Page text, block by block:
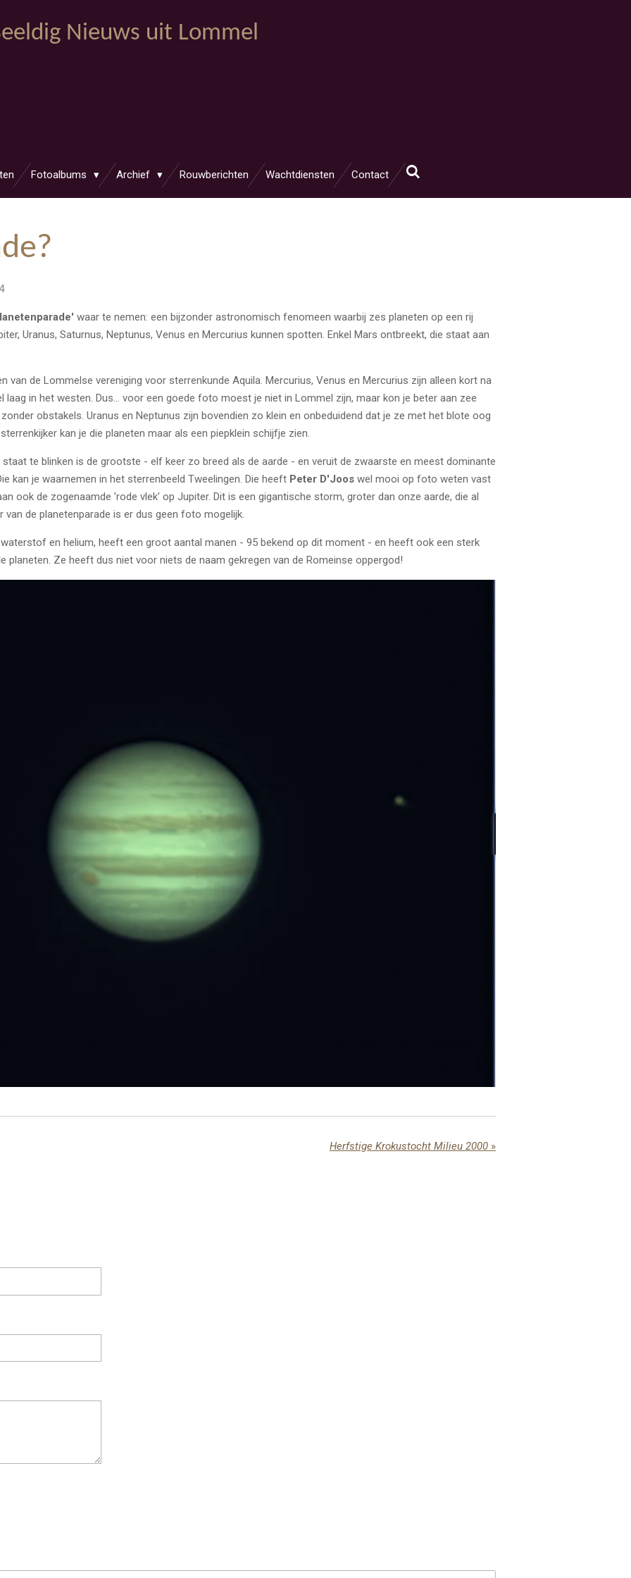
Nieuws uit Lommel
Fotoalbums Archief Rouwberichten Wachtdiensten Contact
waar te nemen: een bijzonder astronomisch fenomeen waarbij zes planeten op een rij
Uranus, Saturnus, Neptunus, Venus en Mercurius kunnen spotten. Enkel Mars ontbreekt, die staat aan
van de Lommelse vereniging voor sterrenkunde Aquila. Mercurius, Venus en Mercurius zijn alleen kort na
laag in het westen. Dus… voor een goede foto moest je niet in Lommel zijn, maar kon je beter aan zee
obstakels. Uranus en Neptunus zijn bovendien zo klein en onbeduidend dat je ze met het blote oog
kan je die planeten maar als een piepklein schijfje zien.
staat te blinken is de grootste - elf keer zo breed als de aarde - en veruit de zwaarste en meest dominante
kan je waarnemen in het sterrenbeeld Tweelingen. Die heeft Peter D'Joos wel mooi op foto weten vast
ook de zogenaamde 'rode vlek' op Jupiter. Dit is een gigantische storm, groter dan onze aarde, die al
van de planetenparade is er dus geen foto mogelijk.
en helium, heeft een groot aantal manen - 95 bekend op dit moment - en heeft ook een sterk
planeten. Ze heeft dus niet voor niets de naam gekregen van de Romeinse oppergod!
Herfstige Krokustocht Milieu 2000 »